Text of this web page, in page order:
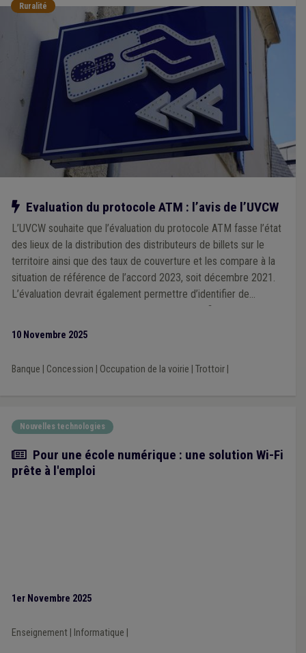
Ruralité
Notre action
Evaluation du protocole ATM : l’avis de l’UVCW
L’UVCW souhaite que l’évaluation du protocole ATM fasse l’état
des lieux de la distribution des distributeurs de billets sur le
territoire ainsi que des taux de couverture et les compare à la
situation de référence de l’accord 2023, soit décembre 2021.
L’évaluation devrait également permettre d’identifier de
manière objective les zones mal desservies afin de pouvoir
10 Novembre 2025
Banque Concession Occupation de la voirie Trottoir|
Nouvelles technologies
Article
Pour une école numérique : une solution Wi-Fi
prête à l'emploi
1er Novembre 2025
Enseignement| Informatique